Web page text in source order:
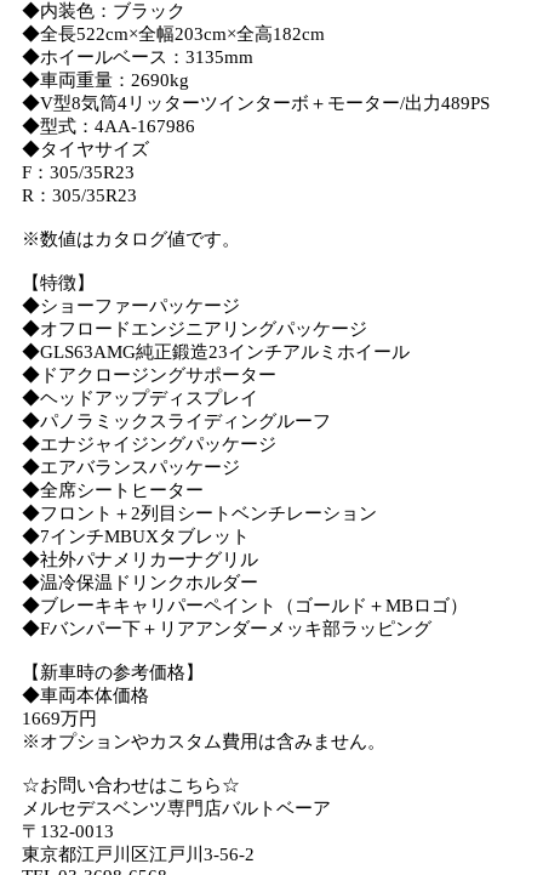
◆内装色：ブラック
◆全長522cm×全幅203cm×全高182cm
◆ホイールベース：3135mm
◆車両重量：2690kg
◆V型8気筒4リッターツインターボ＋モーター/出力489PS
◆型式：4AA-167986
◆タイヤサイズ
F：305/35R23
R：305/35R23
※数値はカタログ値です。
【特徴】
◆ショーファーパッケージ
◆オフロードエンジニアリングパッケージ
◆GLS63AMG純正鍛造23インチアルミホイール
◆ドアクロージングサポーター
◆ヘッドアップディスプレイ
◆パノラミックスライディングルーフ
◆エナジャイジングパッケージ
◆エアバランスパッケージ
◆全席シートヒーター
◆フロント＋2列目シートベンチレーション
◆7インチMBUXタブレット
◆社外パナメリカーナグリル
◆温冷保温ドリンクホルダー
◆ブレーキキャリパーペイント（ゴールド＋MBロゴ）
◆Fバンパー下＋リアアンダーメッキ部ラッピング
【新車時の参考価格】
◆車両本体価格
1669万円
※オプションやカスタム費用は含みません。
☆お問い合わせはこちら☆
メルセデスベンツ専門店バルトベーア
〒132-0013
東京都江戸川区江戸川3-56-2